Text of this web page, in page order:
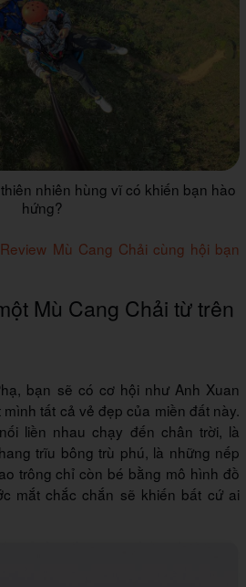
nhiên hùng vĩ có khiến bạn hào
hứng?
Mù Cang Chải cùng hội bạn
Mù Cang Chải từ trên
bạn sẽ có cơ hội như Anh Xuan
tất cả vẻ đẹp của miền đất này.
liền nhau chạy đến chân trời, là
trĩu bông trù phú, là những nếp
trông chỉ còn bé bằng mô hình đồ
mắt chắc chắn sẽ khiến bất cứ ai